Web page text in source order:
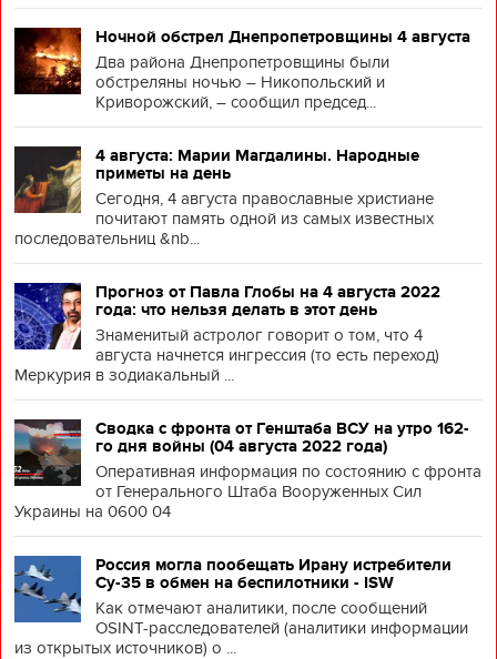
Ночной обстрел Днепропетровщины 4 августа
Два района Днепропетровщины были
обстреляны ночью – Никопольский и
Криворожский, – сообщил председ...
4 августа: Марии Магдалины. Народные
приметы на день
Сегодня, 4 августа православные христиане
почитают память одной из самых известных
последовательниц &nb...
Прогноз от Павла Глобы на 4 августа 2022
года: что нельзя делать в этот день
Знаменитый астролог говорит о том, что 4
августа начнется ингрессия (то есть переход)
Меркурия в зодиакальный ...
Сводка с фронта от Генштаба ВСУ на утро 162-
го дня войны (04 августа 2022 года)
Оперативная информация по состоянию с фронта
от Генерального Штаба Вооруженных Сил
Украины на 0600 04
Россия могла пообещать Ирану истребители
Су-35 в обмен на беспилотники - ISW
Как отмечают аналитики, после сообщений
OSINT-расследователей (аналитики информации
из открытых источников) о ...